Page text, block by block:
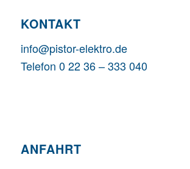
KONTAKT
info@pistor-elektro.de
Telefon 0 22 36 – 333 040
ANFAHRT